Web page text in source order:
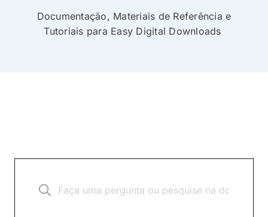
Documentação, Materiais de Referência e
Tutoriais para Easy Digital Downloads